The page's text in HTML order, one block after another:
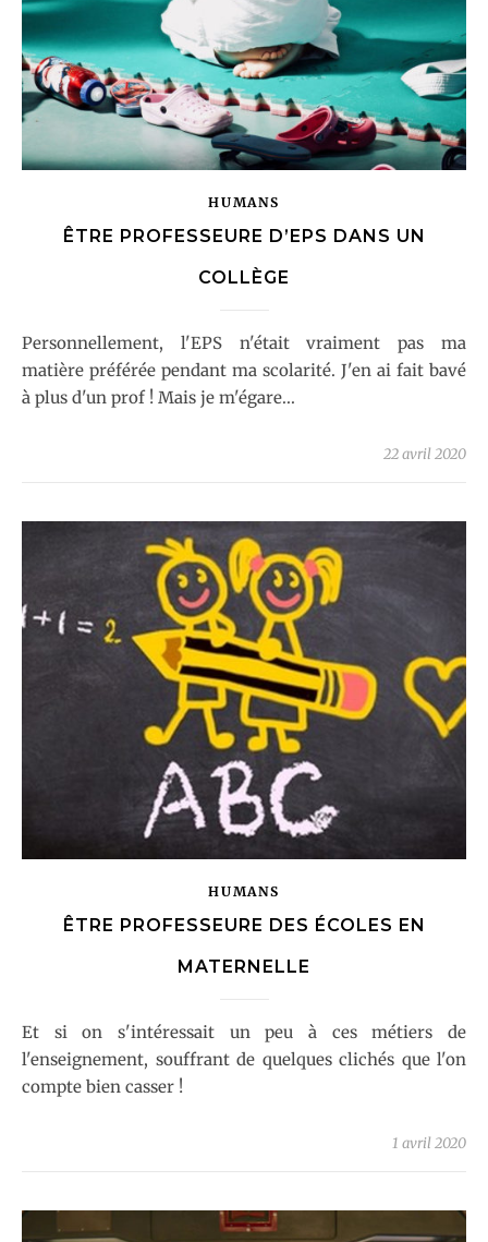
HUMANS
ÊTRE PROFESSEURE D’EPS DANS UN
COLLÈGE
Personnellement, l'EPS n'était vraiment pas ma
matière préférée pendant ma scolarité. J'en ai fait bavé
à plus d'un prof ! Mais je m'égare...
22 avril 2020
HUMANS
ÊTRE PROFESSEURE DES ÉCOLES EN
MATERNELLE
Et si on s'intéressait un peu à ces métiers de
l'enseignement, souffrant de quelques clichés que l'on
compte bien casser !
1 avril 2020